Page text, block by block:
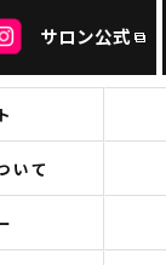
サロン公式
いて